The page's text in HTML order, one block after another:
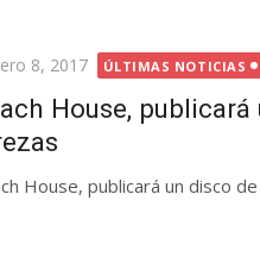
8, 2017 ÚLTIMAS NOTICIAS
House,
House, publicará un disco